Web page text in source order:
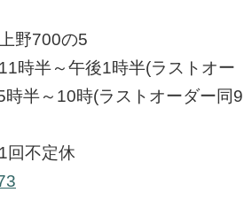
野700の5
時半～午後1時半(ラストオー
時半～10時(ラストオーダー同9
回不定休